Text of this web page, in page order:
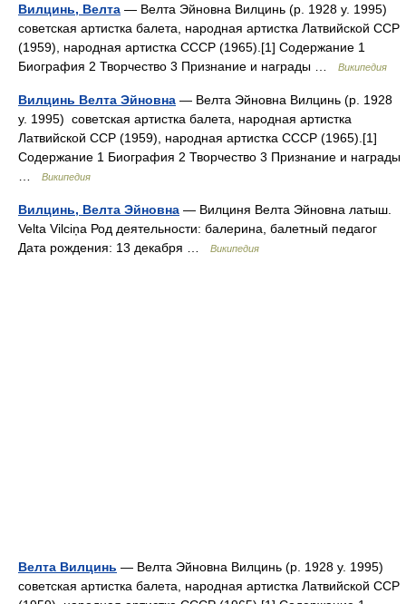
Вилцинь, Велта — Велта Эйновна Вилцинь (р. 1928 у. 1995)
советская артистка балета, народная артистка Латвийской ССР
(1959), народная артистка СССР (1965).[1] Содержание 1
Биография 2 Творчество 3 Признание и награды …
Википедия
Вилцинь Велта Эйновна — Велта Эйновна Вилцинь (р. 1928
у. 1995) советская артистка балета, народная артистка
Латвийской ССР (1959), народная артистка СССР (1965).[1]
Содержание 1 Биография 2 Творчество 3 Признание и награды
Википедия
Вилцинь, Велта Эйновна — Вилциня Велта Эйновна латыш.
Velta Vilciņa Род деятельности: балерина, балетный педагог
Дата рождения: 13 декабря …
Википедия
Велта Вилцинь — Велта Эйновна Вилцинь (р. 1928 у. 1995)
советская артистка балета, народная артистка Латвийской ССР